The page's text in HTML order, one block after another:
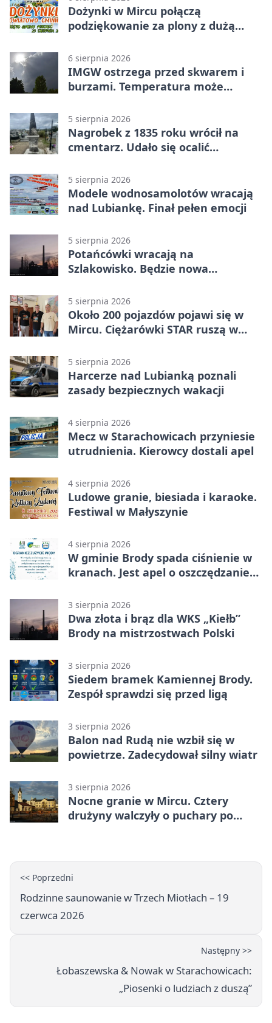
Dożynki w Mircu połączą
podziękowanie za plony z dużą
6 sierpnia 2026
IMGW ostrzega przed skwarem i
burzami. Temperatura może
5 sierpnia 2026
Nagrobek z 1835 roku wrócił na
cmentarz. Udało się ocalić
5 sierpnia 2026
Modele wodnosamolotów wracają
nad Lubiankę. Finał pełen emocji
5 sierpnia 2026
Potańcówki wracają na
Szlakowisko. Będzie nowa
5 sierpnia 2026
Około 200 pojazdów pojawi się w
Mircu. Ciężarówki STAR ruszą w
5 sierpnia 2026
Harcerze nad Lubianką poznali
zasady bezpiecznych wakacji
4 sierpnia 2026
Mecz w Starachowicach przyniesie
utrudnienia. Kierowcy dostali apel
4 sierpnia 2026
Ludowe granie, biesiada i karaoke.
Festiwal w Małyszynie
4 sierpnia 2026
W gminie Brody spada ciśnienie w
kranach. Jest apel o oszczędzanie
3 sierpnia 2026
Dwa złota i brąz dla WKS „Kiełb”
Brody na mistrzostwach Polski
3 sierpnia 2026
Siedem bramek Kamiennej Brody.
Zespół sprawdzi się przed ligą
3 sierpnia 2026
Balon nad Rudą nie wzbił się w
powietrze. Zadecydował silny wiatr
3 sierpnia 2026
Nocne granie w Mircu. Cztery
drużyny walczyły o puchary po
<< Poprzedni
Rodzinne saunowanie w Trzech Miotłach – 19
czerwca 2026
Następny >>
Łobaszewska & Nowak w Starachowicach:
„Piosenki o ludziach z duszą”